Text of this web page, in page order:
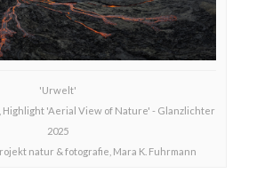
'Urwelt'
Highlight 'Aerial View of Nature' - Glanzlichter
2025
natur & fotografie, Mara K. Fuhrmann